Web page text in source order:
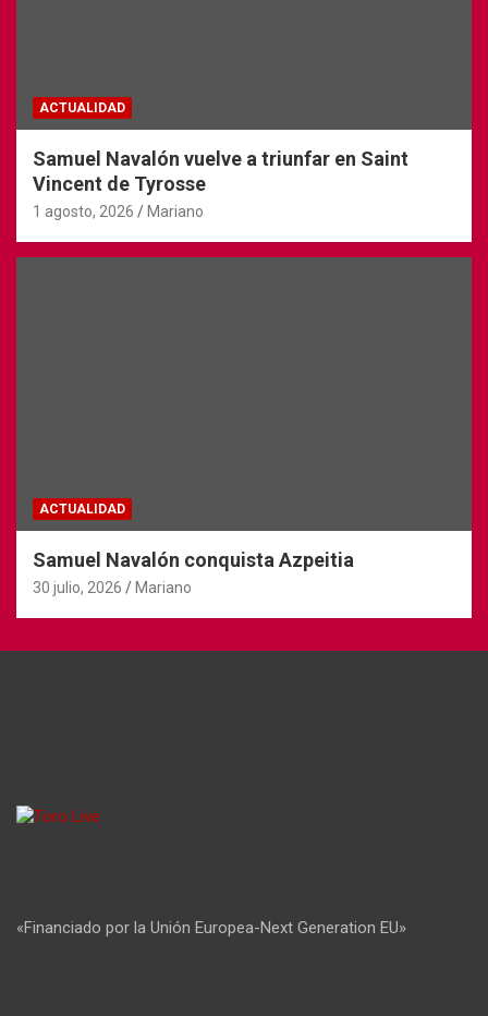
ACTUALIDAD
Samuel Navalón vuelve a triunfar en Saint
Vincent de Tyrosse
1 agosto, 2026 Mariano
ACTUALIDAD
Samuel Navalón conquista Azpeitia
30 julio, 2026 Mariano
«Financiado por la Unión Europea-Next Generation EU»